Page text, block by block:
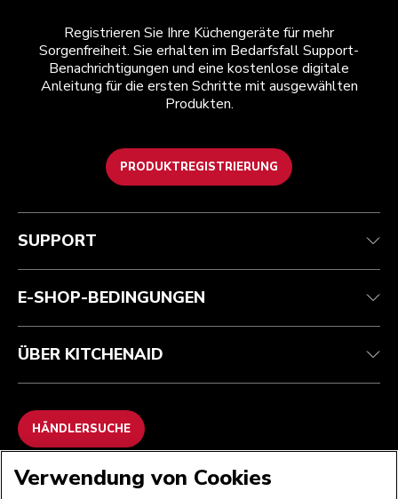
Registrieren Sie Ihre Küchengeräte für mehr
Sorgenfreiheit. Sie erhalten im Bedarfsfall Support-
Benachrichtigungen und eine kostenlose digitale
Anleitung für die ersten Schritte mit ausgewählten
Produkten.
PRODUKTREGISTRIERUNG
Kundenservice
Garantie und Dokumente
Kontaktieren Sie uns.
Teilnahmebedingungen
Rückgaben und Erstattungen
Impressum
ODR
Die Marke
Händlersuche
SUPPORT
E-SHOP-BEDINGUNGEN
ÜBER KITCHENAID
HÄNDLERSUCHE
WIR AKZEPTIEREN
Verwendung von Cookies